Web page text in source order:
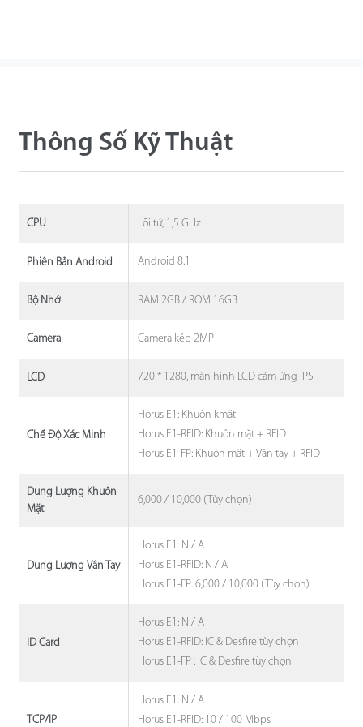
Thông Số Kỹ Thuật
CPU Lõi tứ, 1,5 GHz
Phiên Bản Android Android 8.1
Bộ Nhớ RAM 2GB / ROM 16GB
Camera Camera kép 2MP
LCD 720 * 1280, màn hình LCD cảm ứng IPS
Chế Độ Xác Minh
Horus E1: Khuôn kmặt
Horus E1-RFID: Khuôn mặt + RFID
Horus E1-FP: Khuôn mặt + Vân tay + RFID
Dung Lượng Khuôn
Mặt
6,000 / 10,000 (Tùy chọn)
Dung Lượng Vân Tay
Horus E1: N / A
Horus E1-RFID: N / A
Horus E1-FP: 6,000 / 10,000 (Tùy chọn)
ID Card
Horus E1: N / A
Horus E1-RFID: IC & Desfire tùy chọn
Horus E1-FP : IC & Desfire tùy chọn
TCP/IP
Horus E1: N / A
Horus E1-RFID: 10 / 100 Mbps